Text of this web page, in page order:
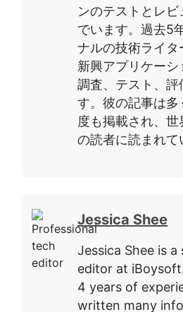
ンのテストとレ
でいます。過去5
ナルの技術ライタ
新興アプリケー
調査、テスト、評
す。彼の記事は
度も掲載され、
の読者に読まれて
Jessica Shee
Jessica Shee is
editor at
4 years of
written many